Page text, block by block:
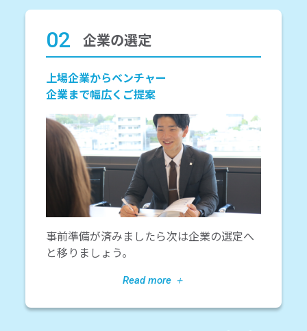
02 企業の選定
上場企業からベンチャー
企業まで幅広くご提案
事前準備が済みましたら次は企業の選定へ
と移りましょう。